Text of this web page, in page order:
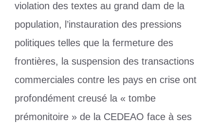
violation des textes au grand dam de la
population, l’instauration des pressions
politiques telles que la fermeture des
frontières, la suspension des transactions
commerciales contre les pays en crise ont
profondément creusé la « tombe
prémonitoire » de la CEDEAO face à ses